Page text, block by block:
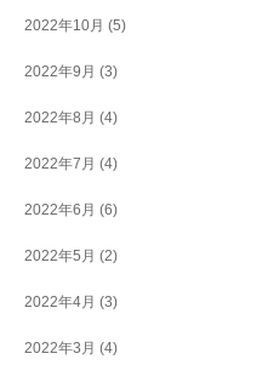
2022年10月 (5)
2022年9月 (3)
2022年8月 (4)
2022年7月 (4)
2022年6月 (6)
2022年5月 (2)
2022年4月 (3)
2022年3月 (4)